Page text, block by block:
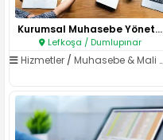
Kurumsal Muhasebe Yönetimi..
Lefkoşa / Dumlupınar
Hizmetler / Muhasebe & Mali Müşavirlik